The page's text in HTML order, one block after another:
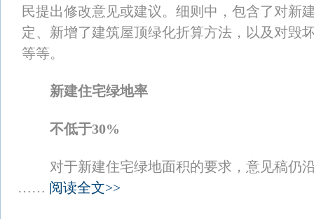
民提出修改意见或建议。细则中，包含了对新
定、新增了建筑屋顶绿化折算方法，以及对毁
等等。
新建住宅绿地率
不低于30%
对于新建住宅绿地面积的要求，意见稿仍
…… 阅读全文>>